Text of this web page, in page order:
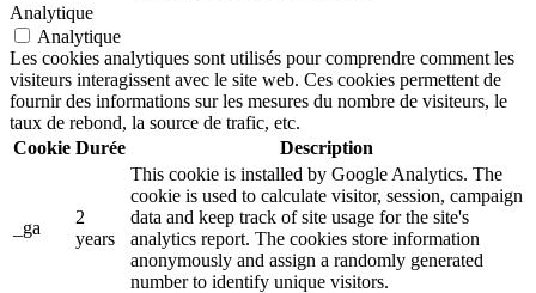
Analytique
Analytique
Les cookies analytiques sont utilisés pour comprendre comment les
visiteurs interagissent avec le site web. Ces cookies permettent de
fournir des informations sur les mesures du nombre de visiteurs, le
taux de rebond, la source de trafic, etc.
Cookie Durée Description
_ga
2
years
This cookie is installed by Google Analytics. The
cookie is used to calculate visitor, session, campaign
data and keep track of site usage for the site's
analytics report. The cookies store information
anonymously and assign a randomly generated
number to identify unique visitors.